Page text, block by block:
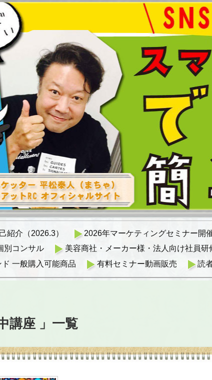
紹介（2026.3） 2026年マーケティングセミナー開
別コンサル
美容商社・メーカー様・法人向け社員研
一般購入可能商品
有料セミナー動画販売 読
講座 」一覧